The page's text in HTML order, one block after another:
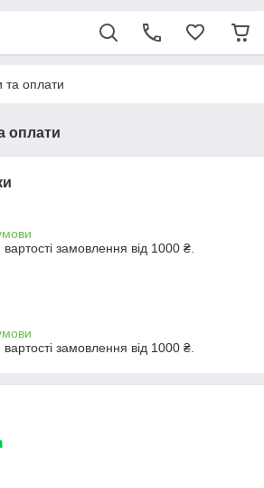
та оплати
оплати
замовлення від 1000 ₴.
замовлення від 1000 ₴.